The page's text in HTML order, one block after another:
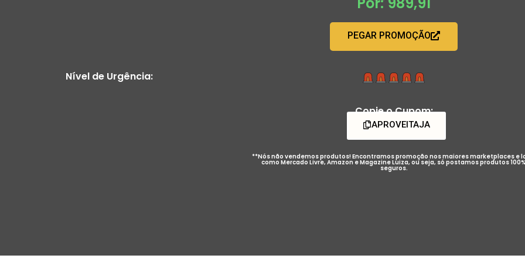
PEGAR PROMOÇÃO
Nível de Urgência:
Copie o Cupom:
APROVEITAJA
**Nós não vendemos produtos! Encontramos promoção nos maiores marketplaces e
como Mercado Livre, Amazon e Magazine Luiza, ou seja, só postamos produtos 100%
seguros.